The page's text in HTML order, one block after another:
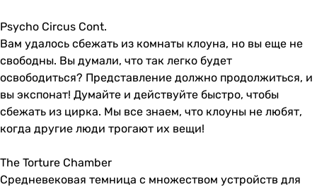
Psycho Circus Cont.
Вам удалось сбежать из комнаты клоуна, но вы еще не
свободны. Вы думали, что так легко будет
освободиться? Представление должно продолжиться, и
вы экспонат! Думайте и действуйте быстро, чтобы
сбежать из цирка. Мы все знаем, что клоуны не любят,
когда другие люди трогают их вещи!
The Torture Chamber
Средневековая темница с множеством устройств для